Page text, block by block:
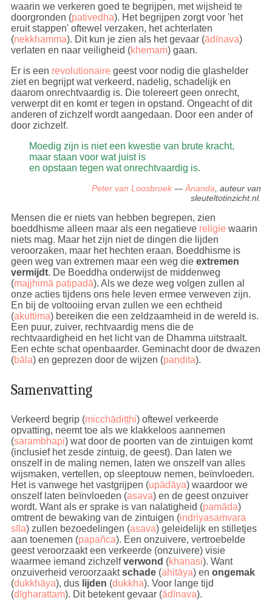
waarin we verkeren goed te begrijpen, met wijsheid te
doorgronden (pativedha). Het begrijpen zorgt voor 'het
eruit stappen' oftewel verzaken, het achterlaten
(nekkhamma). Dit kun je zien als het gevaar (ādīnava)
verlaten en naar veiligheid (khemaṁ) gaan.
Er is een revolutionaire geest voor nodig die glashelder
ziet en begrijpt wat verkeerd, nadelig, schadelijk en
daarom onrechtvaardig is. Die tolereert geen onrecht,
verwerpt dit en komt er tegen in opstand. Ongeacht of dit
anderen of zichzelf wordt aangedaan. Door een ander of
door zichzelf.
Moedig zijn is niet een kwestie van brute kracht,
maar staan voor wat juist is
en opstaan tegen wat onrechtvaardig is.
Peter van Loosbroek —Ānanda, auteur van
sleuteltotinzicht.nl.
Mensen die er niets van hebben begrepen, zien
boeddhisme alleen maar als een negatieve religie waarin
niets mag. Maar het zijn niet de dingen die lijden
veroorzaken, maar het hechten eraan. Boeddhisme is
geen weg van extremen maar een weg die extremen
vermijdt. De Boeddha onderwijst de middenweg
(majjhimā paṭipadā). Als we deze weg volgen zullen al
onze acties tijdens ons hele leven ermee verweven zijn.
En bij de voltooiing ervan zullen we een echtheid
(akuttima) bereiken die een zeldzaamheid in de wereld is.
Een puur, zuiver, rechtvaardig mens die de
rechtvaardigheid en het licht van de Dhamma uitstraalt.
Een echte schat openbaarder. Geminacht door de dwazen
(bāla) en geprezen door de wijzen (paṇḍita).
Samenvatting
Verkeerd begrip (micchādiṭṭhi) oftewel verkeerde
opvatting, neemt toe als we klakkeloos aannemen
(sarambhapi) wat door de poorten van de zintuigen komt
(inclusief het zesde zintuig, de geest). Dan laten we
onszelf in de maling nemen, laten we onszelf van alles
wijsmaken, vertellen, op sleeptouw nemen, beïnvloeden.
Het is vanwege het vastgrijpen (upādāya) waardoor we
onszelf laten beïnvloeden (asava) en de geest onzuiver
wordt. Want als er sprake is van nalatigheid (pamāda)
omtrent de bewaking van de zintuigen (indriyasaṁvara
sīla) zullen bezoedelingen (asava) geleidelijk en stilletjes
aan toenemen (papañca). Een onzuivere, vertroebelde
geest veroorzaakt een verkeerde (onzuivere) visie
waarmee iemand zichzelfverwond (khaṇasi). Want
onzuiverheid veroorzaaktschade(ahitāya) en ongemak
(dukkhāya), dus lijden (dukkha). Voor lange tijd
(dīgharattaṁ). Dit betekent gevaar (ādīnava).